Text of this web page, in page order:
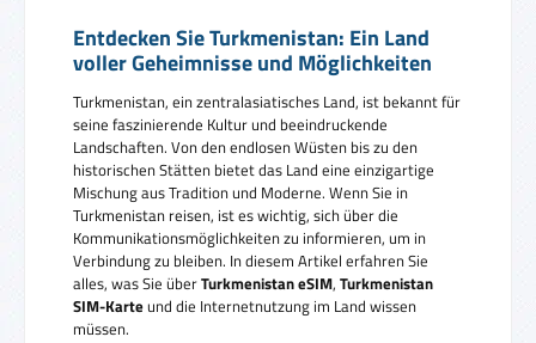
Entdecken Sie Turkmenistan: Ein Land
voller Geheimnisse und Möglichkeiten
Turkmenistan, ein zentralasiatisches Land, ist bekannt für
seine faszinierende Kultur und beeindruckende
Landschaften. Von den endlosen Wüsten bis zu den
historischen Stätten bietet das Land eine einzigartige
Mischung aus Tradition und Moderne. Wenn Sie in
Turkmenistan reisen, ist es wichtig, sich über die
Kommunikationsmöglichkeiten zu informieren, um in
Verbindung zu bleiben. In diesem Artikel erfahren Sie
alles, was Sie überTurkmenistan eSIM, Turkmenistan
SIM-Karteund die Internetnutzung im Land wissen
müssen.